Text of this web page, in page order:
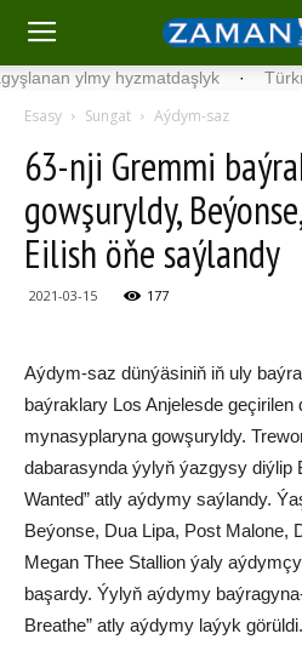
ylmy hyzmatdaşlyk ·
Esasy Sungat Aýdym-saz
63-nji Gremmi
gowşuryldy,
Eilish öňe saýlandy
2021-03-15 177
Aýdym-saz dünýäsiniň iň uly
baýraklary Los Anjelesde geçirilen
mynasyplaryna gowşuryldy.
dabarasynda ýylyň ýazgysy diýlip
Wanted” atly aýdymy saýlandy.
Beýonse, Dua Lipa, Post Malone,
Megan Thee Stallion ýaly
başardy. Ýylyň aýdymy
Breathe” atly aýdymy laýyk